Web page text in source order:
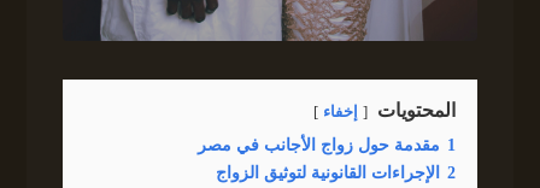
المحتويات إخفاء
1 مقدمة حول زواج الأجانب في مصر
2
الإجراءات القانونية لتوثيق الزواج